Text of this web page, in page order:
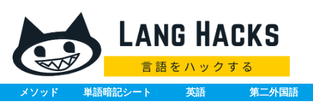
メソッド 単語暗記シート 英語 第二外国語